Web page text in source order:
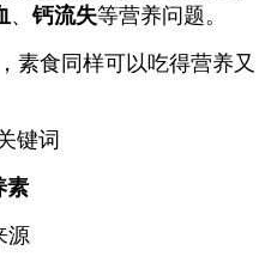
、钙流失等营养问题。
素食同样可以吃得营养又
素
源